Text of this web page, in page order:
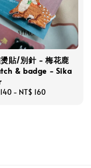
貼/別針 - 梅花鹿
& badge - Sika
- NT$ 160